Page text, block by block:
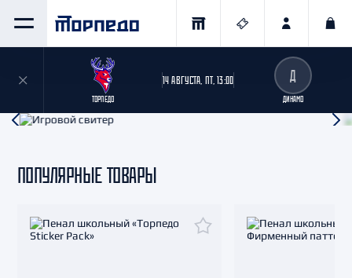
ТОРПЕДО
14 АВГУСТА, ПТ, 13:00 Д
ДИНАМО
02 ИЗ
ПОПУЛЯРНЫЕ ТОВАРЫ